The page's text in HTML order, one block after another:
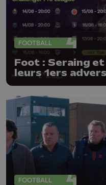
FOOTBALL
Foot : Seraing
leurs 1ers
26-27 !
FOOTBALL